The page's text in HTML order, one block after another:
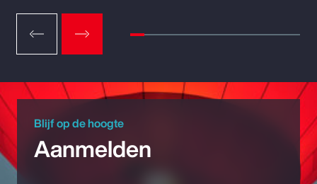
Blijf op de hoogte
Aanmelden